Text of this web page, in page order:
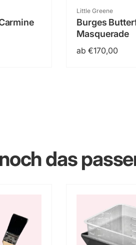
Anbieter:
Little Greene
Burges
Masquerade
Normaler
ab €170,00
das